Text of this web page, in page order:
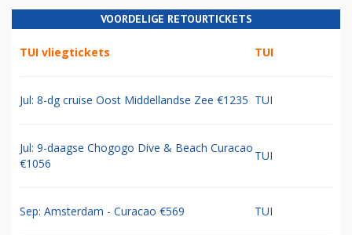
VOORDELIGE RETOURTICKETS
TUI vliegtickets TUI
Jul: 8-dg cruise Oost Middellandse Zee €1235 TUI
Jul: 9-daagse Chogogo Dive & Beach Curacao
€1056
TUI
Sep: Amsterdam - Curacao €569 TUI